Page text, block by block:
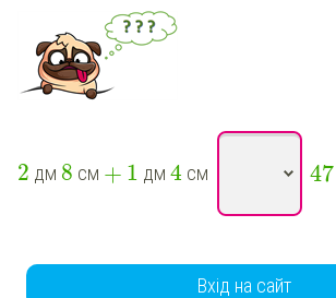
2 дм 8 см + 1 дм 4 см 47
Вхід на сайт